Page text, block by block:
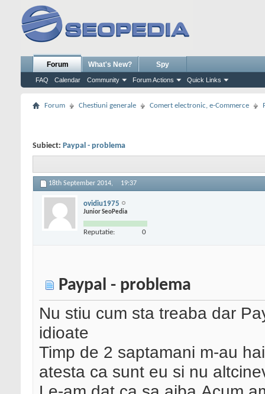
Forum
FAQ Calendar Community Forum Actions Quick Links
What's New? Spy
Forum Chestiuni generale Comert electronic, e-Commerce
Subiect: Paypal - problema
18th September 2014, 19:37
ovidiu1975
Junior SeoPedia
Reputatie: 0
Paypal - problema
Nu stiu cum sta treaba dar
idioate
Timp de 2 saptamani m-au
atesta ca sunt eu si nu